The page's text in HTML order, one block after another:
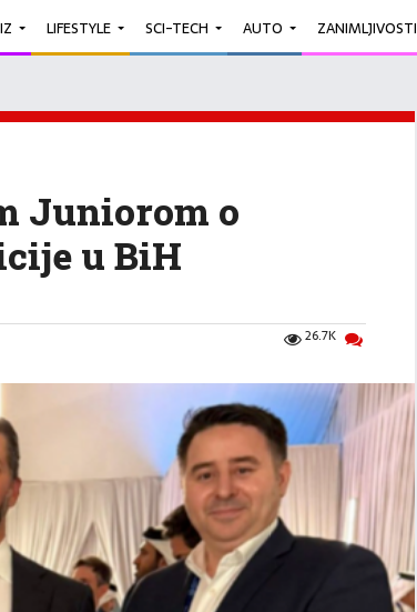
LIFESTYLE SCI-TECH AUTO ZANIMLJIVOSTI
Juniorom o
u BiH
26.7K